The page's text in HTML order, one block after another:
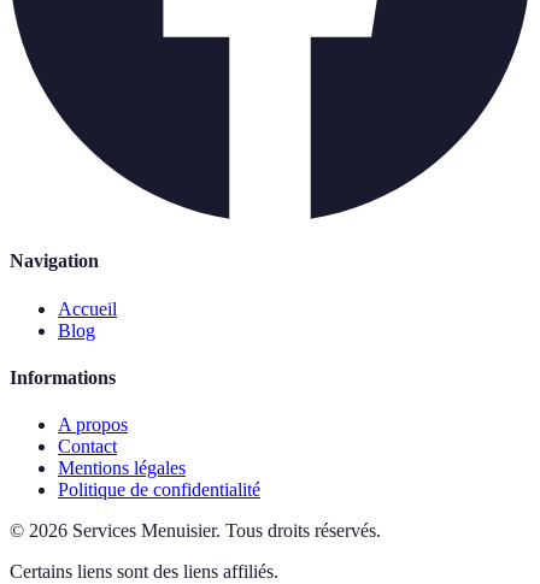
Navigation
Accueil
Blog
Informations
A propos
Contact
Mentions légales
Politique de confidentialité
© 2026 Services Menuisier. Tous droits réservés.
Certains liens sont des liens affiliés.